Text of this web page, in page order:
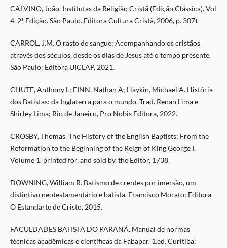
CALVINO, João. Institutas da Religião Cristã (Edição Clássica). Vol
4. 2ª Edição. São Paulo. Editora Cultura Cristã, 2006, p. 307).
CARROL, J.M. O rasto de sangue: Acompanhando os cristãos
através dos séculos, desde os dias de Jesus até o tempo presente.
São Paulo: Editora UICLAP, 2021.
CHUTE, Anthony L; FINN, Nathan A; Haykin, Michael A. História
dos Batistas: da Inglaterra para o mundo. Trad. Renan Lima e
Shirley Lima; Rio de Janeiro, Pro Nobis Editora, 2022.
CROSBY, Thomas. The History of the English Baptists: From the
Reformation to the Beginning of the Reign of King George I.
Volume 1. printed for, and sold by, the Editor, 1738.
DOWNING, William R. Batismo de crentes por imersão, um
distintivo neotestamentário e batista. Francisco Morato: Editora
O Estandarte de Cristo, 2015.
FACULDADES BATISTA DO PARANÁ. Manual de normas
técnicas acadêmicas e científicas da Fabapar. 1.ed. Curitiba: